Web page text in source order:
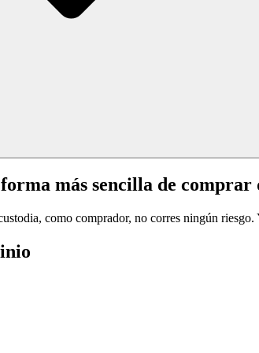
más sencilla de comprar
como comprador, no corres ningún